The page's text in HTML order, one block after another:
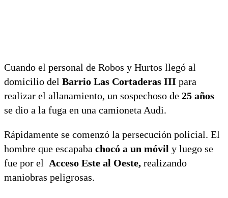
Cuando el personal de Robos y Hurtos llegó al
domicilio del Barrio Las Cortaderas III para
realizar el allanamiento, un sospechoso de 25 años
se dio a la fuga en una camioneta Audi.
Rápidamente se comenzó la persecución policial. El
hombre que escapaba chocó a un móvil y luego se
fue por el Acceso Este al Oeste, realizando
maniobras peligrosas.